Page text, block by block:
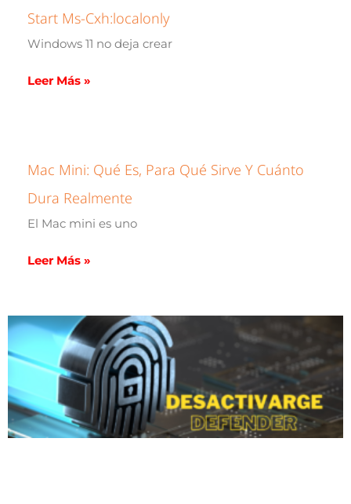
Start Ms-Cxh:localonly
Windows 11 no deja crear
Leer Más »
Mac Mini: Qué Es, Para Qué Sirve Y Cuánto
Dura Realmente
El Mac mini es uno
Leer Más »